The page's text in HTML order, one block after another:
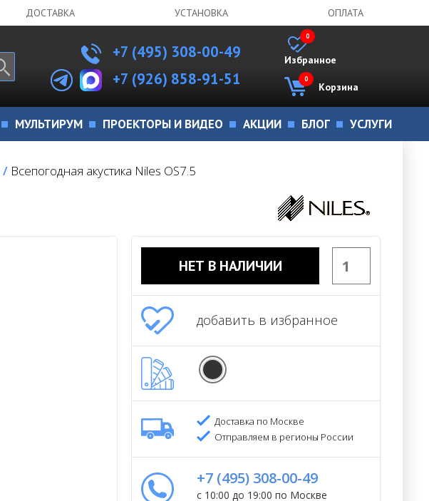
ДОСТАВКА УСТАНОВКА ОПЛАТА
+7 (495) 308-00-49
+7 (926) 858-91-51
Избранное
0
Корзина
0
МУЛЬТИРУМ ПРОЕКТОРЫ И ВИДЕО АКЦИИ БЛОГ УСЛУГИ
/ Всепогодная акустика Niles OS7.5
НЕТ В НАЛИЧИИ
добавить в избранное
Доставка по Москве
Отправляем в регионы России
+7 (495) 308-00-49
с 10:00 до 19:00 по Москве